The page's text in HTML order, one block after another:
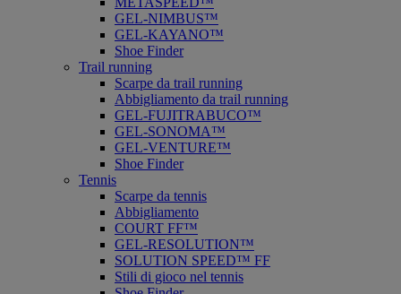
GEL-NIMBUS™
GEL-KAYANO™
Shoe Finder
Trail running
Scarpe da trail running
Abbigliamento da trail running
GEL-FUJITRABUCO™
GEL-SONOMA™
GEL-VENTURE™
Shoe Finder
Tennis
Scarpe da tennis
Abbigliamento
COURT FF™
GEL-RESOLUTION™
SOLUTION SPEED™ FF
Stili di gioco nel tennis